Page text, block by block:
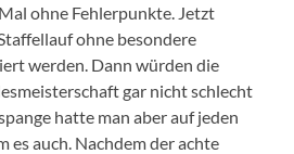
ohne Fehlerpunkte. Jetzt
ohne besondere
werden. Dann würden die
gar nicht schlecht
hatte man aber auf jeden
es auch. Nachdem der achte